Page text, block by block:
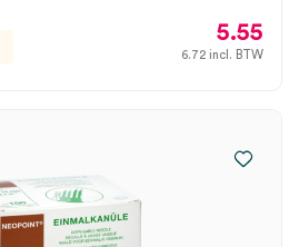
5.55
6.72 incl. BTW